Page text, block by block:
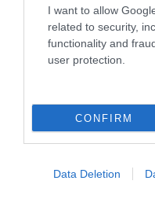
I want to allow
related to security,
functionality and
user protection.
CONFIRM
Data Deletion